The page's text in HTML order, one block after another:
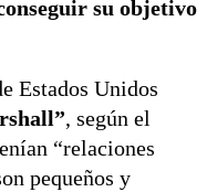
su objetivo
Estados Unidos
, según el
“relaciones
pequeños y